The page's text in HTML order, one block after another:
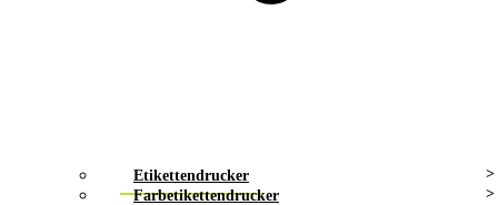
Etikettendrucker
Farbetikettendrucker